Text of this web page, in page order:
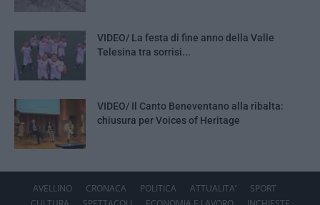
VIDEO/ La festa di fine anno della Valle
Telesina tra sorrisi...
VIDEO/ Il Canto Beneventano alla ribalta:
chiusura per Voices of Heritage
AVELLINO CRONACA POLITICA ATTUALITA’
SPORT